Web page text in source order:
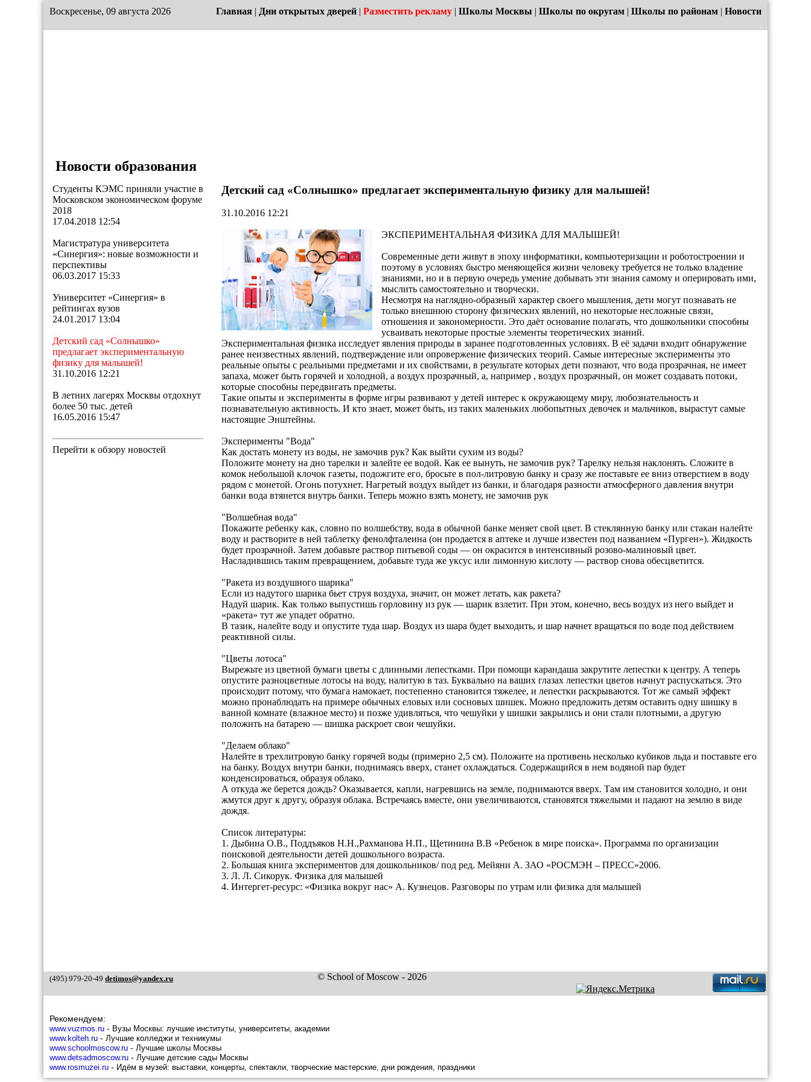
Воскресенье, 09 августа 2026 Главная | Дни открытых дверей | Разместить рекламу | Школы Москвы | Школы по округам | Школы по районам | Новости
Новости образования
Студенты КЭМС приняли участие в
Московском экономическом форуме
2018
17.04.2018 12:54
Магистратура университета
«Синергия»: новые возможности и
перспективы
06.03.2017 15:33
Университет «Синергия» в
рейтингах вузов
24.01.2017 13:04
Детский сад «Солнышко»
предлагает экспериментальную
физику для малышей!
31.10.2016 12:21
В летних лагерях Москвы отдохнут
более 50 тыс. детей
16.05.2016 15:47
Перейти к обзору новостей
Детский сад «Солнышко» предлагает экспериментальную физику для малышей!
31.10.2016 12:21
ЭКСПЕРИМЕНТАЛЬНАЯ ФИЗИКА ДЛЯ МАЛЫШЕЙ!
Современные дети живут в эпоху информатики, компьютеризации и роботостроении и
поэтому в условиях быстро меняющейся жизни человеку требуется не только владение
знаниями, но и в первую очередь умение добывать эти знания самому и оперировать ими,
мыслить самостоятельно и творчески.
Несмотря на наглядно-образный характер своего мышления, дети могут познавать не
только внешнюю сторону физических явлений, но некоторые несложные связи,
отношения и закономерности. Это даёт основание полагать, что дошкольники способны
усваивать некоторые простые элементы теоретических знаний.
Экспериментальная физика исследует явления природы в заранее подготовленных условиях. В её задачи входит обнаружение
ранее неизвестных явлений, подтверждение или опровержение физических теорий. Самые интересные эксперименты это
реальные опыты с реальными предметами и их свойствами, в результате которых дети познают, что вода прозрачная, не имеет
запаха, может быть горячей и холодной, а воздух прозрачный, а, например , воздух прозрачный, он может создавать потоки,
которые способны передвигать предметы.
Такие опыты и эксперименты в форме игры развивают у детей интерес к окружающему миру, любознательность и
познавательную активность. И кто знает, может быть, из таких маленьких любопытных девочек и мальчиков, вырастут самые
настоящие Энштейны.
Эксперименты "Вода"
Как достать монету из воды, не замочив рук? Как выйти сухим из воды?
Положите монету на дно тарелки и залейте ее водой. Как ее вынуть, не замочив рук? Тарелку нельзя наклонять. Сложите в
комок небольшой клочок газеты, подожгите его, бросьте в пол-литровую банку и сразу же поставьте ее вниз отверстием в воду
рядом с монетой. Огонь потухнет. Нагретый воздух выйдет из банки, и благодаря разности атмосферного давления внутри
банки вода втянется внутрь банки. Теперь можно взять монету, не замочив рук
"Волшебная вода"
Покажите ребенку как, словно по волшебству, вода в обычной банке меняет свой цвет. В стеклянную банку или стакан налейте
воду и растворите в ней таблетку фенолфталеина (он продается в аптеке и лучше известен под названием «Пурген»). Жидкость
будет прозрачной. Затем добавьте раствор питьевой соды — он окрасится в интенсивный розово-малиновый цвет.
Насладившись таким превращением, добавьте туда же уксус или лимонную кислоту — раствор снова обесцветится.
"Ракета из воздушного шарика"
Если из надутого шарика бьет струя воздуха, значит, он может летать, как ракета?
Надуй шарик. Как только выпустишь горловину из рук — шарик взлетит. При этом, конечно, весь воздух из него выйдет и
«ракета» тут же упадет обратно.
В тазик, налейте воду и опустите туда шар. Воздух из шара будет выходить, и шар начнет вращаться по воде под действием
реактивной силы.
"Цветы лотоса"
Вырежьте из цветной бумаги цветы с длинными лепестками. При помощи карандаша закрутите лепестки к центру. А теперь
опустите разноцветные лотосы на воду, налитую в таз. Буквально на ваших глазах лепестки цветов начнут распускаться. Это
происходит потому, что бумага намокает, постепенно становится тяжелее, и лепестки раскрываются. Тот же самый эффект
можно пронаблюдать на примере обычных еловых или сосновых шишек. Можно предложить детям оставить одну шишку в
ванной комнате (влажное место) и позже удивляться, что чешуйки у шишки закрылись и они стали плотными, а другую
положить на батарею — шишка раскроет свои чешуйки.
"Делаем облако"
Налейте в трехлитровую банку горячей воды (примерно 2,5 см). Положите на противень несколько кубиков льда и поставьте его
на банку. Воздух внутри банки, поднимаясь вверх, станет охлаждаться. Содержащийся в нем водяной пар будет
конденсироваться, образуя облако.
А откуда же берется дождь? Оказывается, капли, нагревшись на земле, поднимаются вверх. Там им становится холодно, и они
жмутся друг к другу, образуя облака. Встречаясь вместе, они увеличиваются, становятся тяжелыми и падают на землю в виде
дождя.
Список литературы:
1. Дыбина О.В., Поддъяков Н.Н.,Рахманова Н.П., Щетинина В.В «Ребенок в мире поиска». Программа по организации
поисковой деятельности детей дошкольного возраста.
2. Большая книга экспериментов для дошкольников/ под ред. Мейяни А. ЗАО «РОСМЭН – ПРЕСС»2006.
3. Л. Л. Сикорук. Физика для малышей
4. Интергет-ресурс: «Физика вокруг нас» А. Кузнецов. Разговоры по утрам или физика для малышей
(495) 979-20-49 detimos@yandex.ru © School of Moscow - 2026
Рекомендуем:
www.vuzmos.ru - Вузы Москвы: лучшие институты, университеты, академии
www.kolteh.ru - Лучшие колледжи и техникумы
www.schoolmoscow.ru - Лучшие школы Москвы
www.detsadmoscow.ru - Лучшие детские сады Москвы
www.rosmuzei.ru - Идём в музей: выставки, концерты, спектакли, творческие мастерские, дни рождения, праздники